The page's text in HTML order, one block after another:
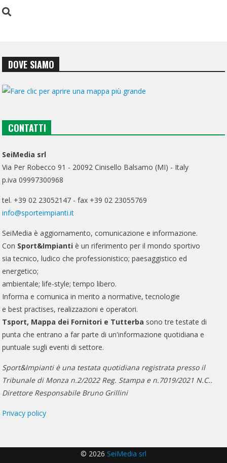
DOVE SIAMO
CONTATTI
SeiMedia srl
Via Per Robecco 91 - 20092 Cinisello Balsamo (MI) - Italy
p.iva 09997300968
tel. +39 02 23052147 - fax +39 02 23055769
info@sporteimpianti.it
SeiMedia è aggiornamento, comunicazione e informazione.
Con Sport&Impianti è un riferimento per il mondo sportivo
sia tecnico, ludico che professionistico; paesaggistico ed
energetico;
ambientale; life-style; tempo libero.
Informa e comunica in merito a normative, tecnologie
e best practises, realizzazioni e operatori.
Tsport, Mappa dei Fornitori e Tutterba sono tre testate di
punta che entrano a far parte di un'informazione quotidiana e
puntuale sugli eventi di settore.
Sport&Impianti è una testata quotidiana registrata presso il
Tribunale di Monza n.2/2022 Reg. Stampa e n.7019/2021 N.C..
Direttore Responsabile Bruno Grillini
Privacy policy
© 2026 SeiMedia srl